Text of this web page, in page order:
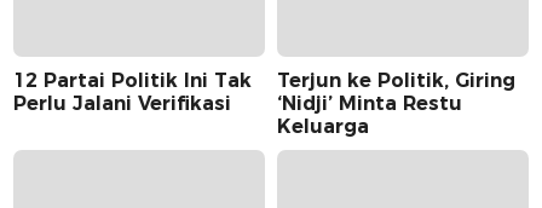
12 Partai Politik Ini Tak
Perlu Jalani Verifikasi
Terjun ke Politik, Giring
‘Nidji’ Minta Restu
Keluarga